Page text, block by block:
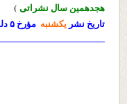
هجدهمین سال نشراتی )
تاریخ نشر یکشنبه مؤرخ ۵ دلو